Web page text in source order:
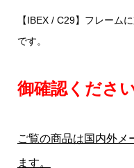
【IBEX / C29】フレーム
です。
御確認くださ
ご覧の商品は国内外メ
ます。